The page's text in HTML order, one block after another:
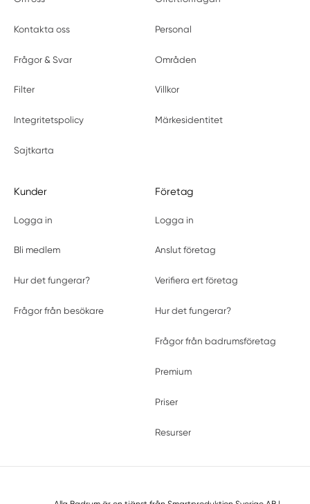
Kontakta oss Personal
Frågor & Svar Områden
Filter Villkor
Integritetspolicy Märkesidentitet
Sajtkarta
Kunder
Logga in
Bli medlem
Hur det fungerar?
Frågor från besökare
Företag
Logga in
Anslut företag
Verifiera ert företag
Hur det fungerar?
Frågor från badrumsföretag
Premium
Priser
Resurser